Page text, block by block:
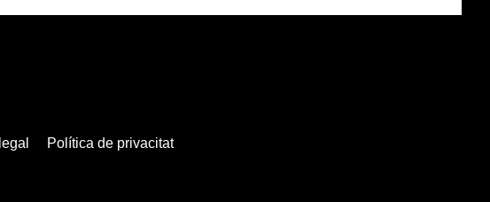
Política de privacitat